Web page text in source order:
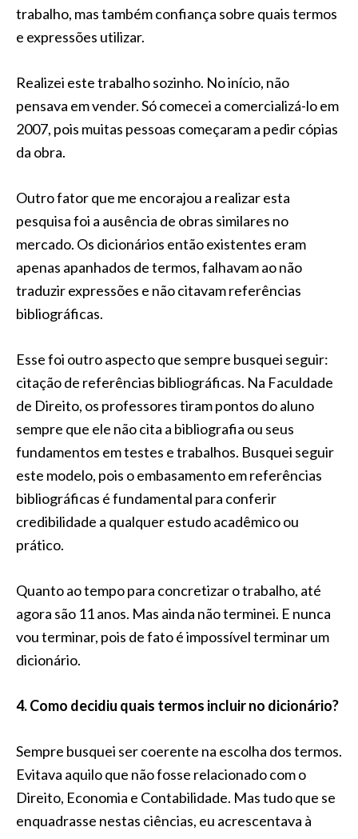
trabalho, mas também confiança sobre quais termos
e expressões utilizar.
Realizei este trabalho sozinho. No início, não
pensava em vender. Só comecei a comercializá-lo em
2007, pois muitas pessoas começaram a pedir cópias
da obra.
Outro fator que me encorajou a realizar esta
pesquisa foi a ausência de obras similares no
mercado. Os dicionários então existentes eram
apenas apanhados de termos, falhavam ao não
traduzir expressões e não citavam referências
bibliográficas.
Esse foi outro aspecto que sempre busquei seguir:
citação de referências bibliográficas. Na Faculdade
de Direito, os professores tiram pontos do aluno
sempre que ele não cita a bibliografia ou seus
fundamentos em testes e trabalhos. Busquei seguir
este modelo, pois o embasamento em referências
bibliográficas é fundamental para conferir
credibilidade a qualquer estudo acadêmico ou
prático.
Quanto ao tempo para concretizar o trabalho, até
agora são 11 anos. Mas ainda não terminei. E nunca
vou terminar, pois de fato é impossível terminar um
dicionário.
4. Como decidiu quais termos incluir no dicionário?
Sempre busquei ser coerente na escolha dos termos.
Evitava aquilo que não fosse relacionado com o
Direito, Economia e Contabilidade. Mas tudo que se
enquadrasse nestas ciências, eu acrescentava à